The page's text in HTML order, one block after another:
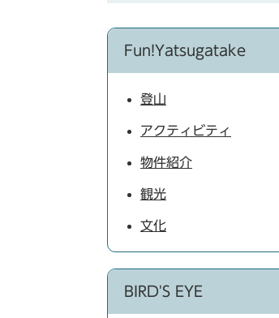
Fun!Yatsugatake
登山
アクティビティ
物件紹介
観光
文化
BIRD'S EYE